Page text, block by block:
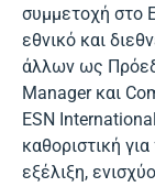
συμμετοχή στο
εθνικό και
άλλων ως
Manager και
ESN
καθοριστική
εξέλιξη,